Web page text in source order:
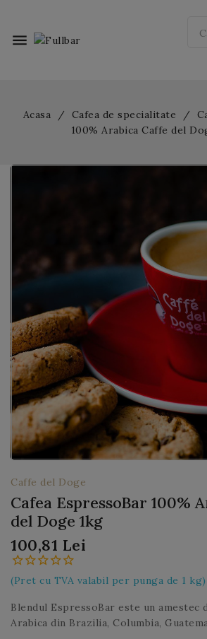
menu
Acasa Cafea de specialitate
100% Arabica Caffe del
Caffe del Doge
Cafea EspressoBar 100%
del Doge 1kg
100,81 Lei
(Pret cu TVA valabil per punga de 1 kg)
Blendul EspressoBar este un amestec
Arabica din Brazilia, Columbia,